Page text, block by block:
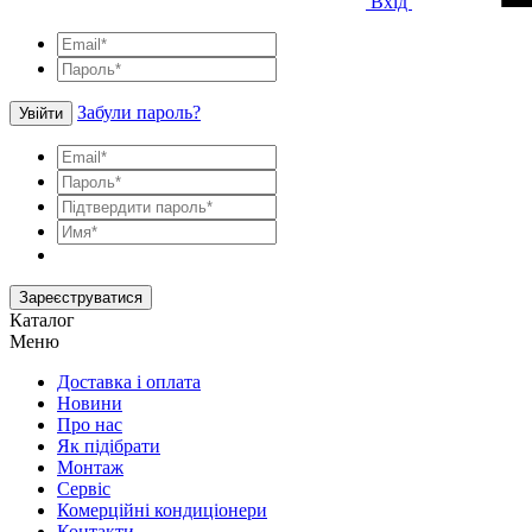
Увійти Забули пароль?
Зареєструватися
Каталог
Меню
Доставка і оплата
Новини
Про нас
Як підібрати
Монтаж
Сервіс
Комерційні кондиціонери